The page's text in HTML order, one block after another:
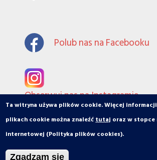
Ta witryna używa plików cookie. Więcej
plikach cookie można znaleźćtutajoraz w stopce
internetowej (Polityka plików cookies).
Zgadzam się
Polub nas na Facebooku
Obserwuj nas na Instagramie
© orbiToruń.pl - Miasto, ludzie,